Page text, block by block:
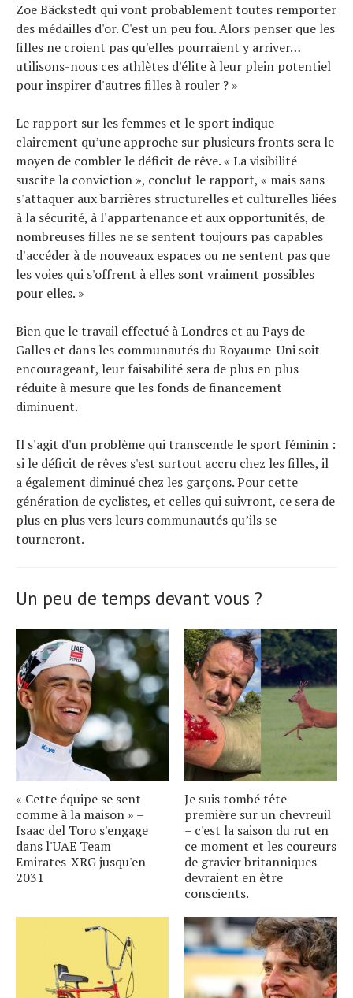
Zoe Bäckstedt qui vont probablement toutes remporter
des médailles d'or. C'est un peu fou. Alors penser que les
filles ne croient pas qu'elles pourraient y arriver…
utilisons-nous ces athlètes d'élite à leur plein potentiel
pour inspirer d'autres filles à rouler ? »
Le rapport sur les femmes et le sport indique
clairement qu’une approche sur plusieurs fronts sera le
moyen de combler le déficit de rêve. « La visibilité
suscite la conviction », conclut le rapport, « mais sans
s'attaquer aux barrières structurelles et culturelles liées
à la sécurité, à l'appartenance et aux opportunités, de
nombreuses filles ne se sentent toujours pas capables
d'accéder à de nouveaux espaces ou ne sentent pas que
les voies qui s'offrent à elles sont vraiment possibles
pour elles. »
Bien que le travail effectué à Londres et au Pays de
Galles et dans les communautés du Royaume-Uni soit
encourageant, leur faisabilité sera de plus en plus
réduite à mesure que les fonds de financement
diminuent.
Il s'agit d'un problème qui transcende le sport féminin :
si le déficit de rêves s'est surtout accru chez les filles, il
a également diminué chez les garçons. Pour cette
génération de cyclistes, et celles qui suivront, ce sera de
plus en plus vers leurs communautés qu’ils se
tourneront.
Un peu de temps devant vous ?
« Cette équipe se sent
comme à la maison » –
Isaac del Toro s'engage
dans l'UAE Team
Emirates-XRG jusqu'en
2031
Je suis tombé tête
première sur un chevreuil
– c'est la saison du rut en
ce moment et les coureurs
de gravier britanniques
devraient en être
conscients.